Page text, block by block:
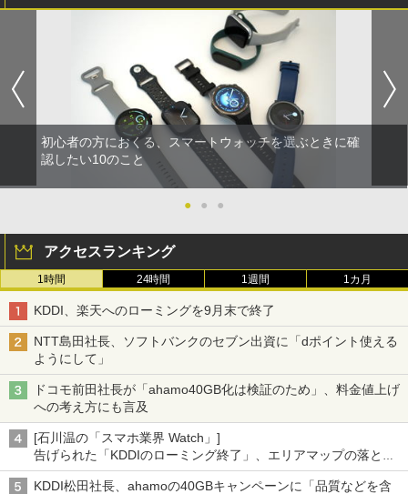
初心者の方におくる、スマートウォッチを選ぶときに確
認したい10のこと
● ● ●
アクセスランキング
1時間 24時間 1週間 1カ月
KDDI、楽天へのローミングを9月末で終了
NTT島田社長、ソフトバンクのセブン出資に「dポイント使える
ようにして」
ドコモ前田社長が「ahamo40GB化は検証のため」、料金値上げ
への考え方にも言及
[石川温の「スマホ業界 Watch」]
告げられた「KDDIのローミング終了」、エリアマップの落とし
穴と楽天モバイルの課題
KDDI松田社長、ahamoの40GBキャンペーンに「品質などを含